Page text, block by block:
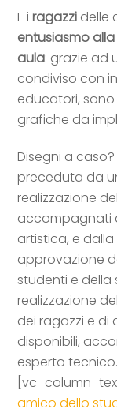
E iragazzi delle
entusiasmo
aula: grazie ad
condiviso con
educatori,
grafiche da
Disegni a
preceduta da
realizzazione
accompagnati
artistica, e
approvazione
studenti e della
realizzazione
dei ragazzi e di
disponibili,
esperto
amico dello